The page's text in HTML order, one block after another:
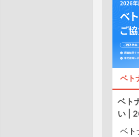
ベト
ベト
い |
ベト